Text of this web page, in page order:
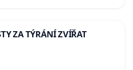
ZA TÝRÁNÍ ZVÍŘAT